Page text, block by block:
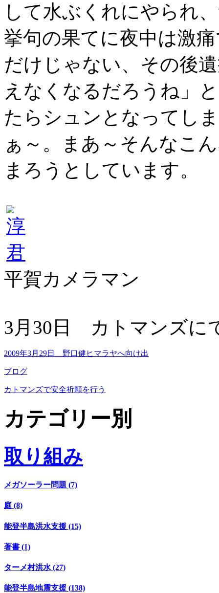
して水ぶくれにやられ
挙句の果てに夜中は激
だけじゃない、その後
えなくなるだろうね」
たらシュンとなってし
ぁ～。まあ～そんなこ
まろうとしています。
平賀カメラマン
3月30日 カトマンズ
2009年3月29日 野口健ヒマラヤへ向け出
ブログ
カトマンズで安全祈願を行う
カテゴリー別
取り組み
メガソーラー問題 (7)
庭 (8)
能登半島洪水支援 (15)
著書 (1)
ターメ村洪水 (27)
能登半島地震支援 (138)